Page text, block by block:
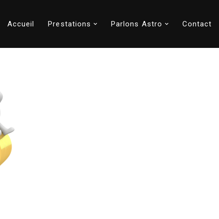
Accueil Prestations Parlons Astro Contact